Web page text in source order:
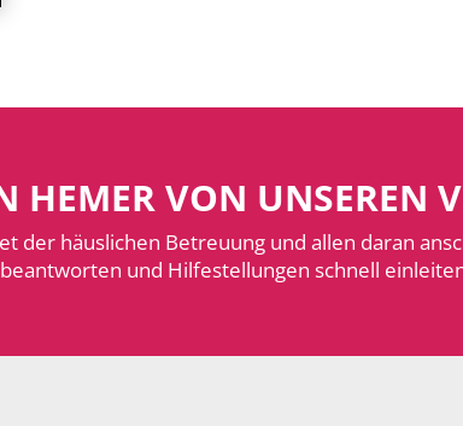
HEMER VON UNSEREN
der häuslichen Betreuung und allen daran
und Hilfestellungen schnell